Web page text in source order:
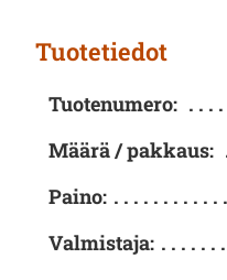
Tuotetiedot
Tuotenumero:
Määrä / pakkaus:
Paino:
Valmistaja: